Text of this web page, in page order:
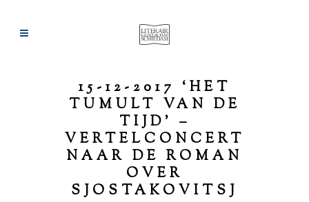
15-12-2017 ‘HET
TUMULT VAN DE
TIJD’ –
VERTELCONCERT
NAAR DE ROMAN
OVER
SJOSTAKOVITSJ